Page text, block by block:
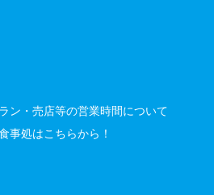
ン・売店等の営業時間について
事処はこちらから！